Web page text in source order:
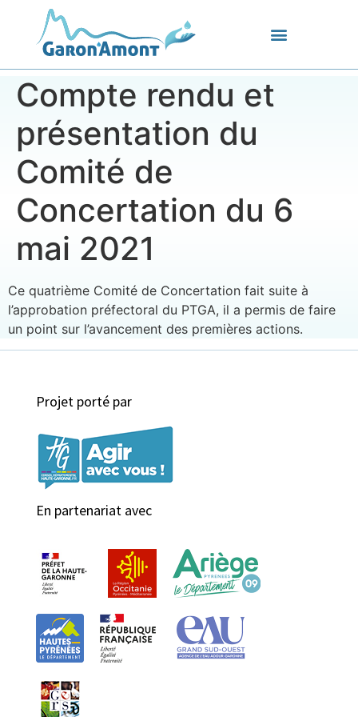
Compte rendu et
présentation du
Comité de
Concertation du 6
mai 2021
Ce quatrième Comité de Concertation fait suite à
l’approbation préfectoral du PTGA, il a permis de faire
un point sur l’avancement des premières actions.
Projet porté par
En partenariat avec